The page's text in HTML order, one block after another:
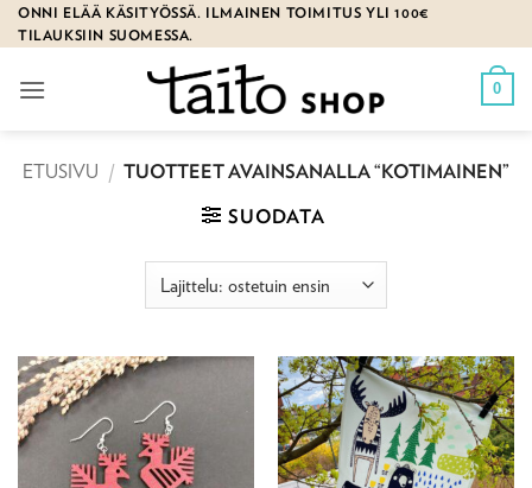
Skip
to
ONNI ELÄÄ KÄSITYÖSSÄ. ILMAINEN TOIMITUS YLI 100€
TILAUKSIIN SUOMESSA.
0
ETUSIVU / TUOTTEET AVAINSANALLA “KOTIMAINEN”
SUODATA